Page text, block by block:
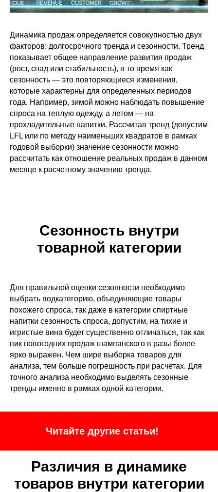
Динамика продаж определяется совокупностью двух
факторов: долгосрочного тренда и сезонности. Тренд
показывает общее направление развития продаж
(рост, спад или стабильность), в то время как
сезонность — это повторяющиеся изменения,
которые характерны для определенных периодов
года. Например, зимой можно наблюдать повышение
спроса на теплую одежду, а летом — на
прохладительные напитки. Рассчитав тренд (допустим
LFL или по методу наименьших квадратов в рамках
годовой выборки) значение сезонности можно
рассчитать как отношение реальных продаж в данном
месяце к расчетному значению тренда.
Сезонность внутри
товарной категории
Для правильной оценки сезонности необходимо
выбрать подкатегорию, объединяющие товары
похожего спроса, так даже в категории спиртные
напитки сезонность спроса, допустим, на тихие и
игристые вина будет существенно отличаться, так как
пик новогодних продаж шампанского в разы более
ярко выражен. Чем шире выборка товаров для
анализа, тем больше погрешность при расчетах. Для
точного анализа необходимо выделять сезонные
тренды именно в рамках одной категории.
Читайте другие статьи!
Различия в динамике
товаров внутри категории